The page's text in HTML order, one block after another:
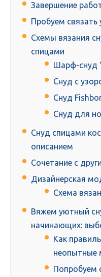
Завершение
Пробуем
Схемы вязания
спицами
Шарф-снуд
Снуд с
Снуд
Снуд для
Снуд спицами
описанием
Сочетание с
Дизайнерская
Схема
Вяжем уютный
начинающих:
Как
неопытные
Попробуем